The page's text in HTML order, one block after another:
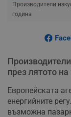
Производители
година
през лятото
Европейската
енергийните
възможна